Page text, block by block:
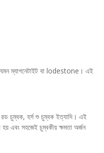
ম্যাগনেটাইট বা lodestone। এই
রড চুম্বক, হর্স শু চুম্বক ইত্যাদি। এই
হয় এবং সহজেই চুম্বকীয় ক্ষমতা অর্জন